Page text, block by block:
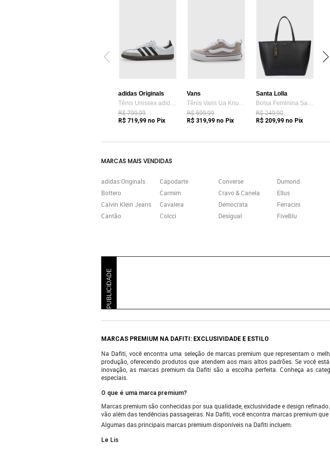
adidas Originals
Tênis Unissex adidas Originals Samba OG Branco
R$ 799,99
R$ 719,99 no Pix
Vans
Tênis Vans Ua Knu Skool Bege
R$ 599,99
R$ 319,99 no Pix
Santa Lolla
Bolsa Feminina Santa Lolla Tote Preta
R$ 249,90
R$ 209,99no Pix
MARCAS MAIS VENDIDAS
adidas Originals
Bottero
Calvin Klein Jeans
Cantão
Capodarte
Carmim
Cavalera
Colcci
Converse
Cravo & Canela
Democrata
Desigual
Dumond
Ellus
Ferracini
FiveBlu
PUBLICIDADE
MARCAS PREMIUM NA DAFITI: EXCLUSIVIDADE E ESTILO
Na Dafiti, você encontra uma seleção de marcas premium que representam o
produção, oferecendo produtos que atendem aos mais altos padrões. Se você
inovação, as marcas premium da Dafiti são a escolha perfeita. Conheça as
especiais.
O que é uma marca premium?
Marcas premium são conhecidas por sua qualidade, exclusividade e design
vão além das tendências passageiras. Na Dafiti, você encontra marcas premium
Algumas das principais marcas premium disponíveis na Dafiti incluem:
Le Lis